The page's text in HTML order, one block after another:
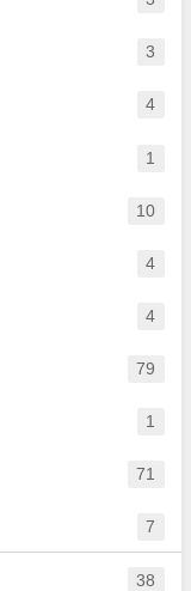
3
4
1
10
4
4
79
1
71
7
38